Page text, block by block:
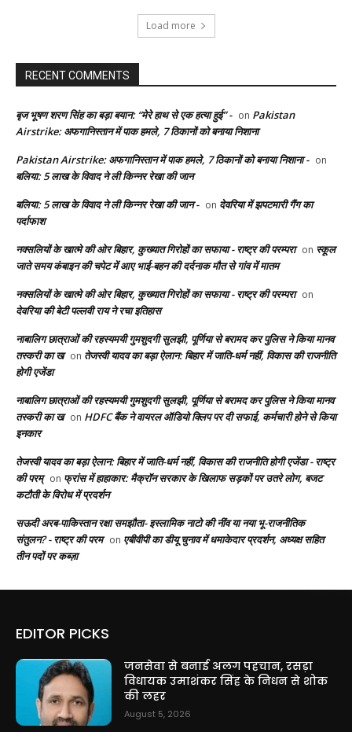
Load more
RECENT COMMENTS
बृज भूषण शरण सिंह का बड़ा बयान: “मेरे हाथ से एक हत्या हुई” - on Pakistan
Airstrike: अफगानिस्तान में पाक हमले, 7 ठिकानों को बनाया निशाना
Pakistan Airstrike: अफगानिस्तान में पाक हमले, 7 ठिकानों को बनाया निशाना - on
बलिया: 5 लाख के विवाद ने ली किन्नर रेखा की जान
बलिया: 5 लाख के विवाद ने ली किन्नर रेखा की जान - on देवरिया में झपटमारी गैंग का
पर्दाफाश
नक्सलियों के खात्मे की ओर बिहार, कुख्यात गिरोहों का सफाया - राष्ट्र की परम्परा on स्कूल
जाते समय कंबाइन की चपेट में आए भाई-बहन की दर्दनाक मौत से गांव में मातम
नक्सलियों के खात्मे की ओर बिहार, कुख्यात गिरोहों का सफाया - राष्ट्र की परम्परा on
देवरिया की बेटी पल्लवी राय ने रचा इतिहास
नाबालिग छात्राओं की रहस्यमयी गुमशुदगी सुलझी, पूर्णिया से बरामद कर पुलिस ने किया मानव
तस्करी का ख on तेजस्वी यादव का बड़ा ऐलान: बिहार में जाति-धर्म नहीं, विकास की राजनीति
होगी एजेंडा
नाबालिग छात्राओं की रहस्यमयी गुमशुदगी सुलझी, पूर्णिया से बरामद कर पुलिस ने किया मानव
तस्करी का ख on HDFC बैंक ने वायरल ऑडियो क्लिप पर दी सफाई, कर्मचारी होने से किया
इनकार
तेजस्वी यादव का बड़ा ऐलान: बिहार में जाति-धर्म नहीं, विकास की राजनीति होगी एजेंडा - राष्ट्र
की परम् on फ्रांस में हाहाकार: मैक्रॉन सरकार के खिलाफ सड़कों पर उतरे लोग, बजट
कटौती के विरोध में प्रदर्शन
सऊदी अरब-पाकिस्तान रक्षा समझौता- इस्लामिक नाटो की नींव या नया भू-राजनीतिक
संतुलन? - राष्ट्र की परम on एबीवीपी का डीयू चुनाव में धमाकेदार प्रदर्शन, अध्यक्ष सहित
तीन पदों पर कब्ज़ा
EDITOR PICKS
जनसेवा से बनाई अलग पहचान, रसड़ा
विधायक उमाशंकर सिंह के निधन से शोक
की लहर
August 5, 2026